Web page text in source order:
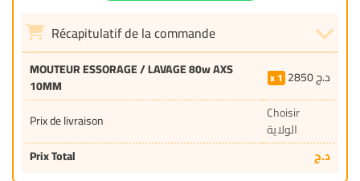
Récapitulatif de la commande
MOUTEUR ESSORAGE / LAVAGE 80w AXS
10MM
1 2850د.ج
Prix de livraison
Choisir
الولاية
Prix Total
د.ج